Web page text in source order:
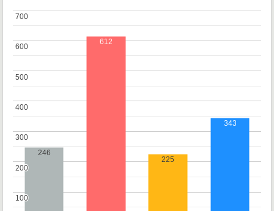
100
100
200
200
300
300
400
400
500
500
600
600
700
700
246
612
225
343